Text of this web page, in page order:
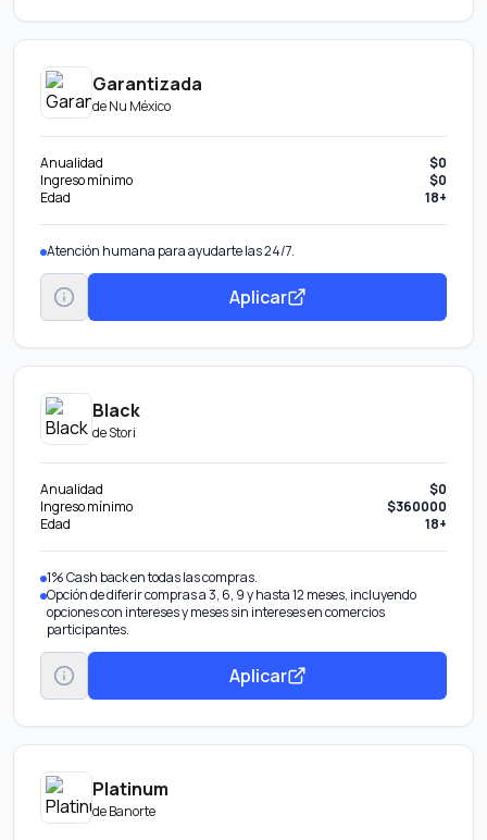
Garantizada
deNu México
Anualidad
$0
Ingreso mínimo
$0
Edad
18+
Atención humana para ayudarte las 24/7.
Aplicar
Black
deStori
Anualidad
$0
Ingreso mínimo
$360000
Edad
18+
1% Cash back en todas las compras.
Opción de diferir compras a 3, 6, 9 y hasta 12 meses, incluyendo
opciones con intereses y meses sin intereses en comercios
participantes.
Aplicar
Platinum
deBanorte